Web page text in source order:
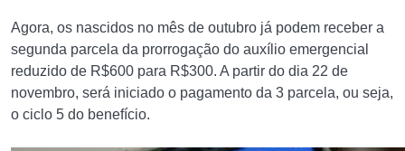
Agora, os nascidos no mês de outubro já podem receber a
segunda parcela da prorrogação do auxílio emergencial
reduzido de R$600 para R$300. A partir do dia 22 de
novembro, será iniciado o pagamento da 3 parcela, ou seja,
o ciclo 5 do benefício.